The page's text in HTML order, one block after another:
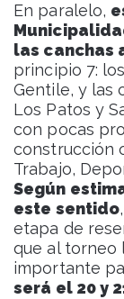
En paralelo,
las canchas
principio 7:
Gentile, y las
Los Patos y
con pocas
construcción
Trabajo,
Según
este sentido
etapa de
que al torneo
importante
será el 20 y